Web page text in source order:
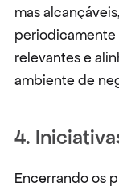
mas
periodicamente
relevantes e
ambiente de
4.
Encerrando os